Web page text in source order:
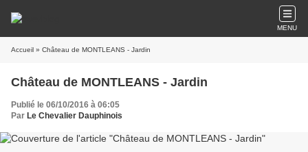
MENU
Accueil » Château de MONTLEANS - Jardin
Château de MONTLEANS - Jardin
Publié le 06/10/2016 à 06:05
Par Le Chevalier Dauphinois